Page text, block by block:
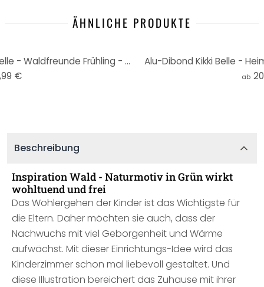
ÄHNLICHE PRODUKTE
Kinderzimmer Wandbild Kikki Belle - Waldfreunde Frühling - Alu-Dibond Rund
€
Alu-Dibond Kikki Belle -
ab
Beschreibung
Inspiration Wald - Naturmotiv in Grün wirkt
wohltuend und frei
Das Wohlergehen der Kinder ist das Wichtigste für
die Eltern. Daher möchten sie auch, dass der
Nachwuchs mit viel Geborgenheit und Wärme
aufwächst. Mit dieser Einrichtungs-Idee wird das
Kinderzimmer schon mal liebevoll gestaltet. Und
diese Illustration bereichert das Zuhause mit ihrer